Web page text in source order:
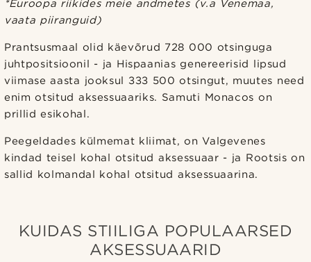
*Euroopa riikides meie andmetes (v.a Venemaa,
vaata piiranguid)
Prantsusmaal olid käevõrud 728 000 otsinguga
juhtpositsioonil - ja Hispaanias genereerisid lipsud
viimase aasta jooksul 333 500 otsingut, muutes need
enim otsitud aksessuaariks. Samuti Monacos on
prillid esikohal.
Peegeldades külmemat kliimat, on Valgevenes
kindad teisel kohal otsitud aksessuaar - ja Rootsis on
sallid kolmandal kohal otsitud aksessuaarina.
KUIDAS STIILIGA POPULAARSED
AKSESSUAARID